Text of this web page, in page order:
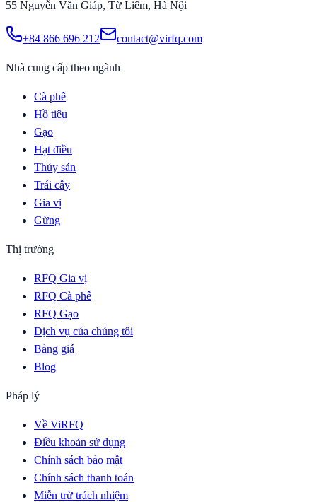
55 Nguyễn Văn Giáp, Từ Liêm, Hà Nội
+84 866 696 212 contact@virfq.com
Nhà cung cấp theo ngành
Cà phê
Hồ tiêu
Gạo
Hạt điều
Thủy sản
Trái cây
Gia vị
Gừng
Thị trường
RFQ Gia vị
RFQ Cà phê
RFQ Gạo
Dịch vụ của chúng tôi
Bảng giá
Blog
Pháp lý
Về ViRFQ
Điều khoản sử dụng
Chính sách bảo mật
Chính sách thanh toán
Miễn trừ trách nhiệm